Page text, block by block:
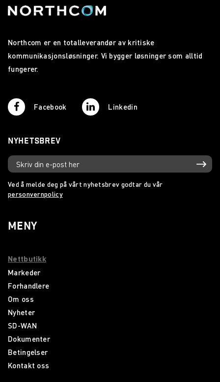
Northcom er en totalleverandør av kritiske
kommunikasjonsløsninger. Vi bygger løsninger som alltid
fungerer.
Facebook Linkedin
NYHETSBREV
Ved å melde deg på vårt nyhetsbrev godtar du vår
personvernpolicy
MENY
Nettbutikk
Markeder
Forhandlere
Om oss
Nyheter
SD-WAN
Dokumenter
Betingelser
Kontakt oss